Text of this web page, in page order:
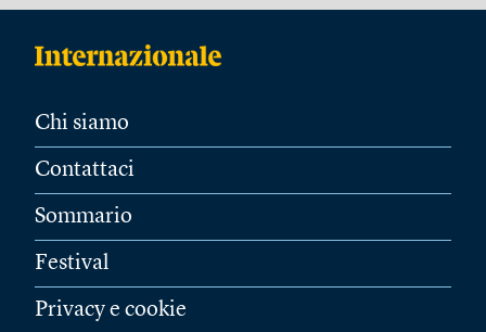
Chi siamo
Contattaci
Sommario
Festival
Privacy e cookie